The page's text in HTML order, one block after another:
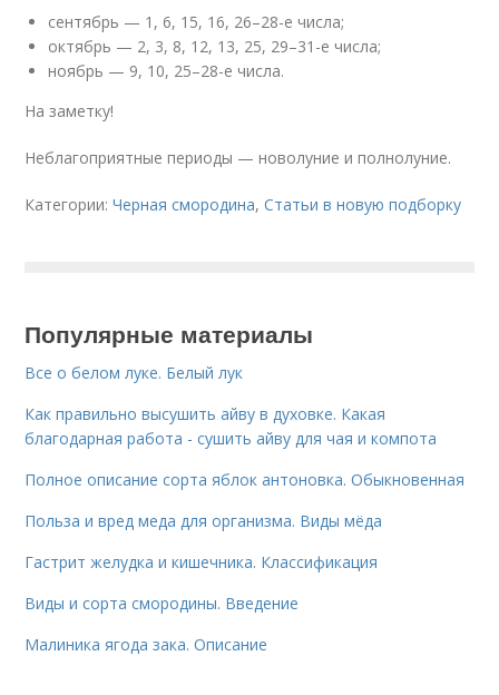
сентябрь — 1, 6, 15, 16, 26–28-е числа;
октябрь — 2, 3, 8, 12, 13, 25, 29–31-е числа;
ноябрь — 9, 10, 25–28-е числа.
На заметку!
Неблагоприятные периоды — новолуние и полнолуние.
Категории:Черная смородина,Статьи в новую подборку
Популярные материалы
Все о белом луке. Белый лук
Как правильно высушить айву в духовке. Какая
благодарная работа - сушить айву для чая и компота
Полное описание сорта яблок антоновка. Обыкновенная
Польза и вред меда для организма. Виды мёда
Гастрит желудка и кишечника. Классификация
Виды и сорта смородины. Введение
Малиника ягода зака. Описание